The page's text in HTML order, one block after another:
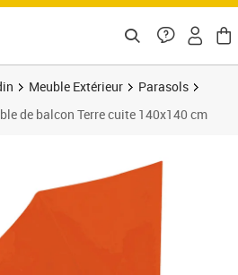
Meuble Extérieur
Parasols
de balcon Terre cuite 140x140 cm